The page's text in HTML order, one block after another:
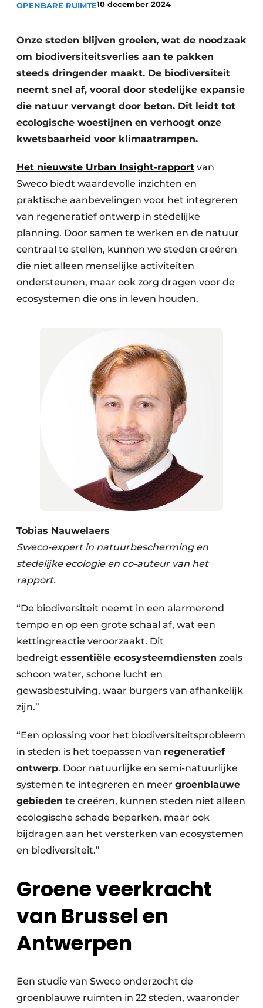
OPENBARE RUIMTE10 december 2024
Onze steden blijven groeien, wat de noodzaak
om biodiversiteitsverlies aan te pakken
steeds dringender maakt. De biodiversiteit
neemt snel af, vooral door stedelijke expansie
die natuur vervangt door beton. Dit leidt tot
ecologische woestijnen en verhoogt onze
kwetsbaarheid voor klimaatrampen.
Het nieuwste Urban Insight-rapport van
Sweco biedt waardevolle inzichten en
praktische aanbevelingen voor het integreren
van regeneratief ontwerp in stedelijke
planning. Door samen te werken en de natuur
centraal te stellen, kunnen we steden creëren
die niet alleen menselijke activiteiten
ondersteunen, maar ook zorg dragen voor de
ecosystemen die ons in leven houden.
Tobias Nauwelaers
Sweco-expert in natuurbescherming en
stedelijke ecologie en co-auteur van het
rapport.
“De biodiversiteit neemt in een alarmerend
tempo en op een grote schaal af, wat een
kettingreactie veroorzaakt. Dit
bedreigt essentiële ecosysteemdiensten zoals
schoon water, schone lucht en
gewasbestuiving, waar burgers van afhankelijk
zijn.”
“Een oplossing voor het biodiversiteitsprobleem
in steden is het toepassen van regeneratief
ontwerp. Door natuurlijke en semi-natuurlijke
systemen te integreren en meer groenblauwe
gebieden te creëren, kunnen steden niet alleen
ecologische schade beperken, maar ook
bijdragen aan het versterken van ecosystemen
en biodiversiteit.”
Groene veerkracht
van Brussel en
Antwerpen
Een studie van Sweco onderzocht de
groenblauwe ruimten in 22 steden, waaronder